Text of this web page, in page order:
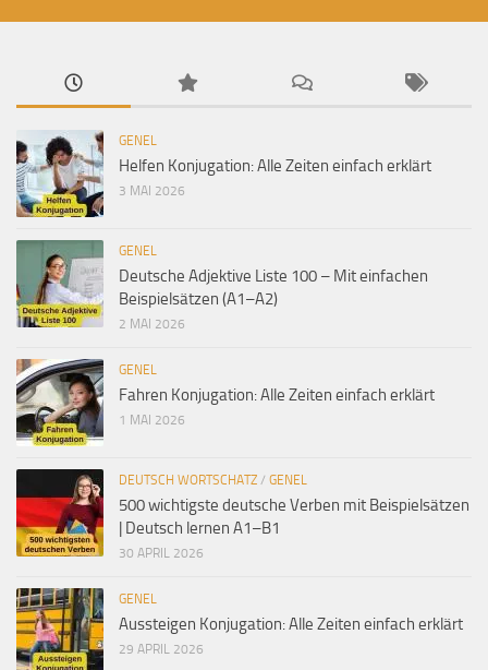
GENEL
Helfen Konjugation: Alle Zeiten einfach erklärt
3 MAI 2026
GENEL
Deutsche Adjektive Liste 100 – Mit einfachen
Beispielsätzen (A1–A2)
2 MAI 2026
GENEL
Fahren Konjugation: Alle Zeiten einfach erklärt
1 MAI 2026
DEUTSCH WORTSCHATZ / GENEL
500 wichtigste deutsche Verben mit Beispielsätzen
| Deutsch lernen A1–B1
30 APRIL 2026
GENEL
Aussteigen Konjugation: Alle Zeiten einfach erklärt
29 APRIL 2026